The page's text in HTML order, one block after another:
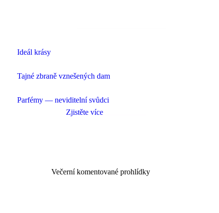
Večerní komentované prohlídky
Ideál krásy
Tajné zbraně vznešených dam
Parfémy — neviditelní svůdci
Zjistěte více